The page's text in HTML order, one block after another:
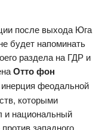
после выхода Юга
будет напоминать
раздела на ГДР и
Отто фон
феодальной
которыми
и национальный
западного